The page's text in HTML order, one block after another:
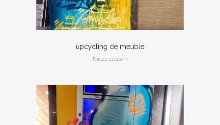
upcycling de meuble
Toiles custom